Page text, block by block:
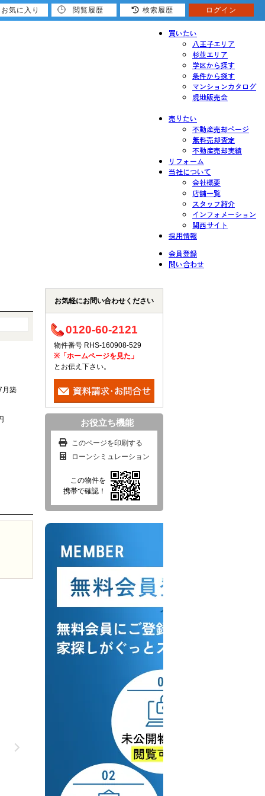
買いたい
八王子エリア
杉並エリア
学区から探す
条件から探す
マンションカタログ
現地販売会
売りたい
不動産売却ページ
無料売却査定
不動産売却実績
リフォーム
当社について
会社概要
店舗一覧
スタッフ紹介
インフォメーション
関西サイト
採用情報
会員登録
問い合わせ
月築
お気軽にお問い合わせください
0120-60-2121
物件番号 RHS-160908-529
※「ホームページを見た」
とお伝え下さい。
お役立ち機能
このページを印刷する
ローンシミュレーション
この物件を
携帯で確認！
お気に入り 閲覧履歴 検索履歴 ログイン